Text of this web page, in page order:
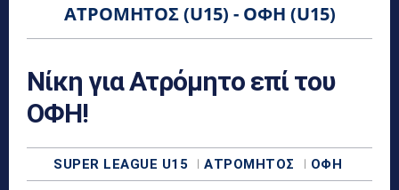
ΑΤΡΌΜΗΤΟΣ (U15) - ΟΦΗ (U15)
Νίκη για Ατρόμητο επί του
ΟΦΗ!
SUPER LEAGUE U15 ΑΤΡΌΜΗΤΟΣ ΟΦΗ